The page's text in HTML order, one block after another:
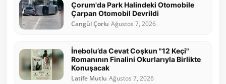
Çorum'da Park Halindeki Otomobile
Çarpan Otomobil Devrildi
Cangül Çorlu Ağustos 7, 2026
İnebolu’da Cevat Coşkun "12 Keçi"
Romanının Finalini Okurlarıyla Birlikte
Konuşacak
Latife Mutlu Ağustos 7, 2026